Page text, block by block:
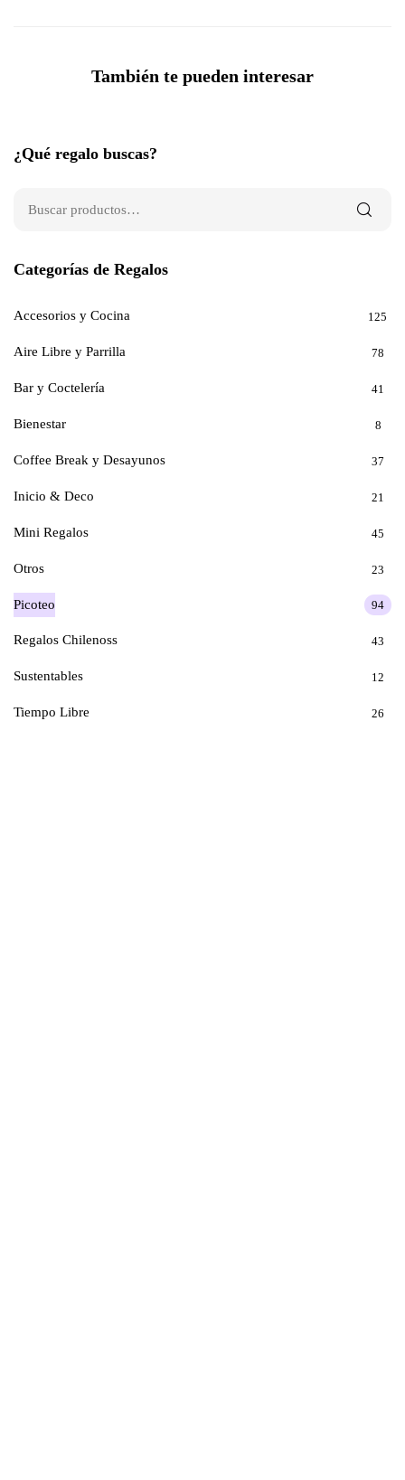
También te pueden interesar
¿Qué regalo buscas?
Categorías de Regalos
Accesorios y Cocina 125
Aire Libre y Parrilla 78
Bar y Coctelería 41
Bienestar 8
Coffee Break y Desayunos 37
Inicio & Deco 21
Mini Regalos 45
Otros 23
Picoteo 94
Regalos Chilenoss 43
Sustentables 12
Tiempo Libre 26